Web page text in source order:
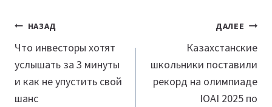
Навигация
по
записям
НАЗАД
Что инвесторы хотят
услышать за 3 минуты
и как не упустить свой
шанс
ДАЛЕЕ
Казахстанские
школьники поставили
рекорд на олимпиаде
IOAI 2025 по